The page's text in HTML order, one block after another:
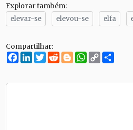
Explorar também:
elevar-se
elevou-se elfa
Compartilhar:
Facebook
LinkedIn
Twitter
RedditBloggerWhatsApp
Copy
Link